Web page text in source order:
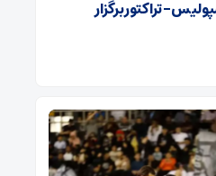
– تراکتور برگزار